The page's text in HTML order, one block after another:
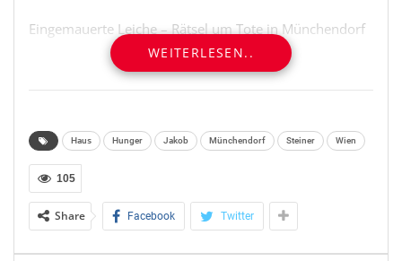
Eingemauerte Leiche – Rätsel um Tote in Münchendorf
Im November wäre sie 100 Jahre alt geworden. Ein
Bekannter wollte aus diesem Anlass eine Frau in ihrem
alarmiert er die Polizei. Spürhunde finden die offenbar
eingemauert hinter einer Wand. Wer hat die Frau dort
versteckt, was ist das Motiv dafür und wer hat in all den
Jahren den Garten gepflegt? Die zuständige
WEITERLESEN..
Haus Hunger Jakob Münchendorf Steiner Wien
105
Share Facebook Twitter